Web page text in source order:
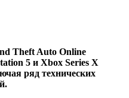
Theft Auto Online
5 и Xbox Series X
ряд технических